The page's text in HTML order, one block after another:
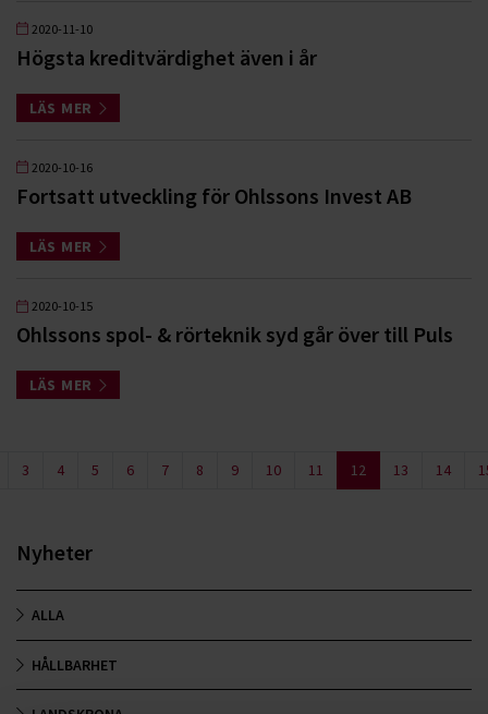
2020-11-10
Högsta kreditvärdighet även i år
LÄS MER
2020-10-16
Fortsatt utveckling för Ohlssons Invest AB
LÄS MER
2020-10-15
Ohlssons spol- & rörteknik syd går över till Puls
LÄS MER
3 4 5 6 7 8 9 10 11 12 13 14
Nyheter
ALLA
HÅLLBARHET